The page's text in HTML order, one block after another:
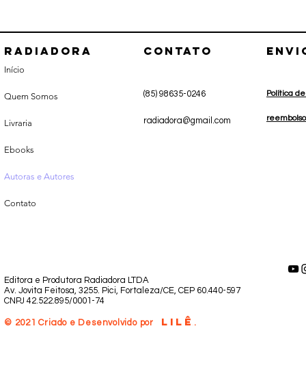
Radiadora
Início
Quem Somos
Livraria
Ebooks
Autoras e Autores
Contato
CONTATO
(85) 98635-0246
radiadora@gmail.com
Política
reembolso
Editora e Produtora Radiadora LTDA
Av. Jovita Feitosa, 3255. Pici, Fortaleza/CE, CEP 60.440-597
CNPJ 42.522.895/0001-74
© 2021 Criado e Desenvolvido por LILÊ.